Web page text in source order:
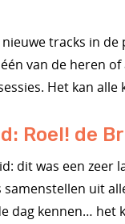
tracks in de
van de heren
Het kan alle
Roel! de
dit was een zeer
uit
dag kennen… het